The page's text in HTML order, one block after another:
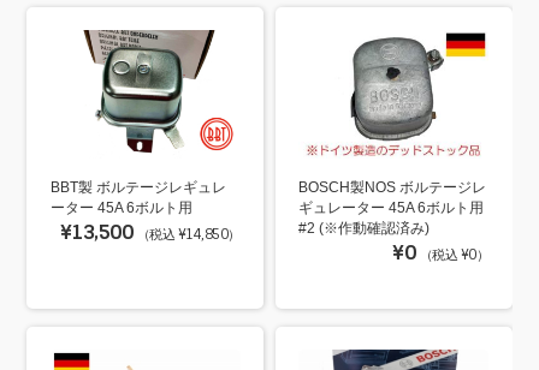
BBT製 ボルテージレギュレ
ーター 45A 6ボルト用
¥13,500 （税込 ¥14,850）
BOSCH製NOS ボルテージレ
ギュレーター 45A 6ボルト用
#2 (※作動確認済み)
¥0 （税込 ¥0）